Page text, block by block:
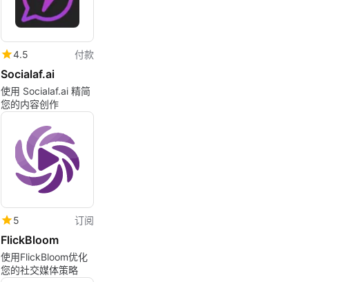
4.5 付款
Socialaf.ai
使用 Socialaf.ai 精简
您的内容创作
5 订阅
FlickBloom
使用FlickBloom优化
您的社交媒体策略